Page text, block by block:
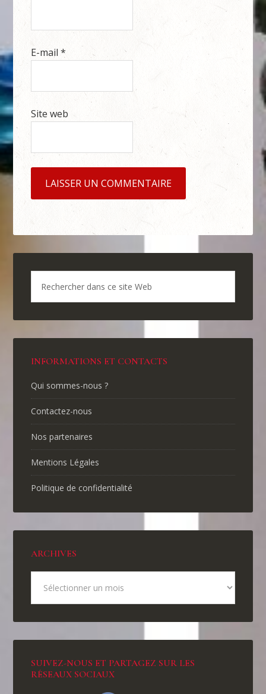
E-mail*
Site web
INFORMATIONS ET CONTACTS
Qui sommes-nous ?
Contactez-nous
Nos partenaires
Mentions Légales
Politique de confidentialité
ARCHIVES
SUIVEZ-NOUS ET PARTAGEZ SUR LES
RÉSEAUX SOCIAUX